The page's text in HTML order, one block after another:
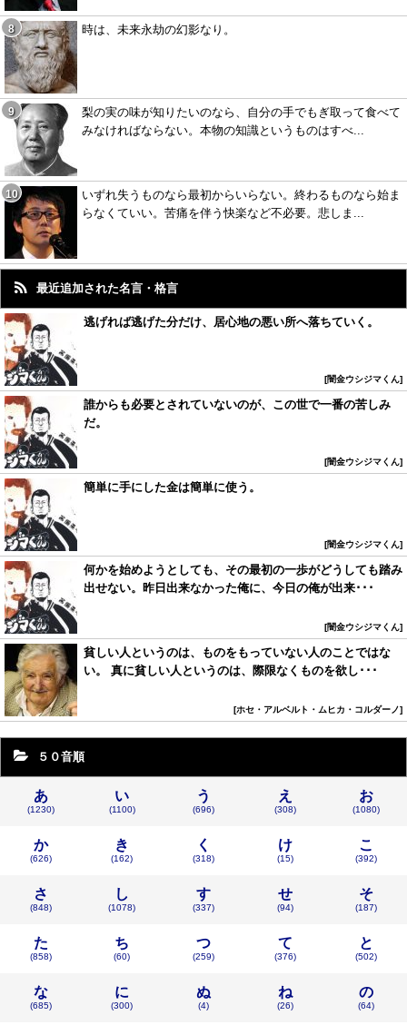
時は、未来永劫の幻影なり。
梨の実の味が知りたいのなら、自分の手でもぎ取って食べて
みなければならない。本物の知識というものはすべ...
いずれ失うものなら最初からいらない。終わるものなら始ま
らなくていい。苦痛を伴う快楽など不必要。悲しま...
最近追加された名言・格言
逃げれば逃げた分だけ、居心地の悪い所へ落ちていく。
闇金ウシジマくん
誰からも必要とされていないのが、この世で一番の苦しみ
だ。
闇金ウシジマくん
簡単に手にした金は簡単に使う。
闇金ウシジマくん
何かを始めようとしても、その最初の一歩がどうしても踏み
出せない。昨日出来なかった俺に、今日の俺が出来･･･
闇金ウシジマくん
貧しい人というのは、ものをもっていない人のことではな
い。 真に貧しい人というのは、際限なくものを欲し･･･
ホセ・アルベルト・ムヒカ・コルダーノ
５０音順
あ
(1230)
い
(1100)
う
(696)
え
(308)
お
(1080)
か
(626)
き
(162)
く
(318)
け
(15)
こ
(392)
さ
(848)
し
(1078)
す
(337)
せ
(94)
そ
(187)
た
(858)
ち
(60)
つ
(259)
て
(376)
と
(502)
な
(685)
に
(300)
ぬ
(4)
ね
(26)
の
(64)